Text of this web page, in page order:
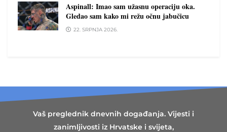
Aspinall: Imao sam užasnu operaciju oka.
Gledao sam kako mi režu očnu jabučicu
22. SRPNJA 2026.
Vaš preglednik dnevnih događanja. Vijesti i
zanimljivosti iz Hrvatske i svijeta,